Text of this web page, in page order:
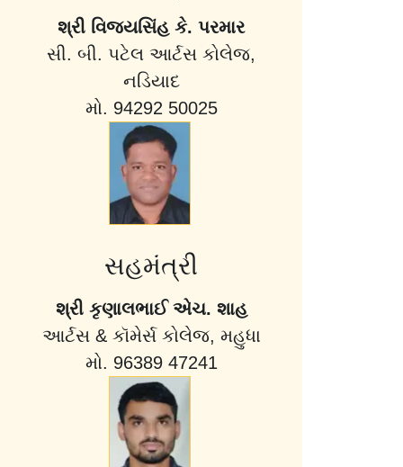
શ્રી વિજયસિંહ કે. પરમાર
સી. બી. પટેલ આર્ટસ કોલેજ,
નડિયાદ
મો. 94292 50025
સહમંત્રી
શ્રી કૃણાલભાઈ એચ. શાહ
આર્ટસ & કૉમેર્સ કોલેજ, મહુધા
મો. 96389 47241